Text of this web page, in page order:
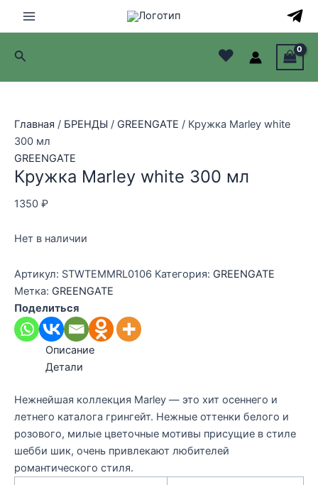
Main
Menu
Поиск ♥
Главная / БРЕНДЫ / GREENGATE / Кружка Marley white
300 мл
GREENGATE
Кружка Marley white 300 мл
1350 ₽
Нет в наличии
Артикул: STWTEMMRL0106 Категория: GREENGATE
Метка: GREENGATE
Поделиться
Описание
Детали
Нежнейшая коллекция Marley — это хит осеннего и
летнего каталога грингейт. Нежные оттенки белого и
розового, милые цветочные мотивы присущие в стиле
шебби шик, очень привлекают любителей
романтического стиля.
Распродажа!
Распродажа!